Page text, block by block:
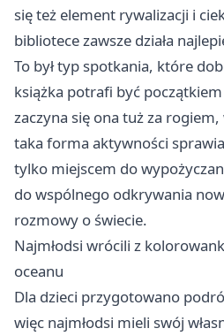
się też element rywalizacji i
bibliotece zawsze działa
To był typ spotkania, które
książka potrafi być
zaczyna się ona tuż za
taka forma aktywności
tylko miejscem do
do wspólnego odkrywania
rozmowy o świecie.
Najmłodsi wrócili z
oceanu
Dla dzieci przygotowano
więc najmłodsi mieli swój